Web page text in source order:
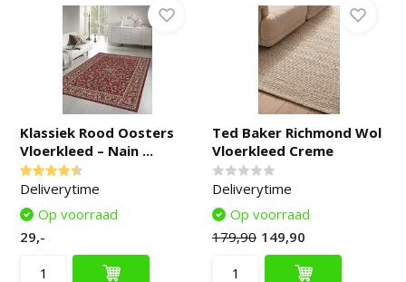
Klassiek Rood Oosters
Vloerkleed – Nain ...
Deliverytime
Op voorraad
29,-
Ted Baker Richmond Wol
Vloerkleed Creme
Deliverytime
Op voorraad
179,90 149,90